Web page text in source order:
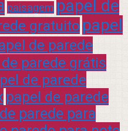
paisagem papel de
gratuito papel
de parede
parede grátis
de parede
papel de parede
parede para